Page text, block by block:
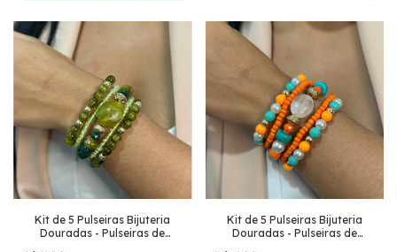
Kit de 5 Pulseiras Bijuteria
Douradas - Pulseiras de
Kit de 5 Pulseiras Bijuteria
Douradas - Pulseiras de